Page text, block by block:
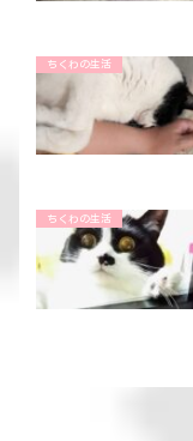
ちくわの生活
ちくわの生活